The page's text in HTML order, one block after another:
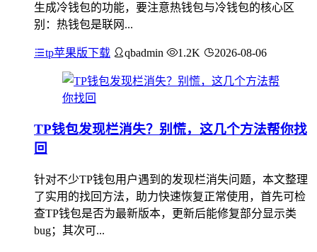
生成冷钱包的功能，要注意热钱包与冷钱包的核心区
别：热钱包是联网...
tp苹果版下载 qbadmin 1.2K 2026-08-06
TP钱包发现栏消失？别慌，这几个方法帮你找
回
针对不少TP钱包用户遇到的发现栏消失问题，本文整理
了实用的找回方法，助力快速恢复正常使用，首先可检
查TP钱包是否为最新版本，更新后能修复部分显示类
bug；其次可...